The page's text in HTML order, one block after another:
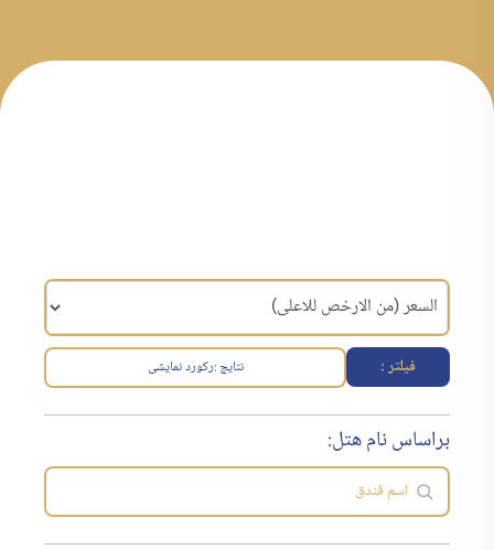
فیلتر : نتایج :رکورد نمایشی
براساس نام هتل: